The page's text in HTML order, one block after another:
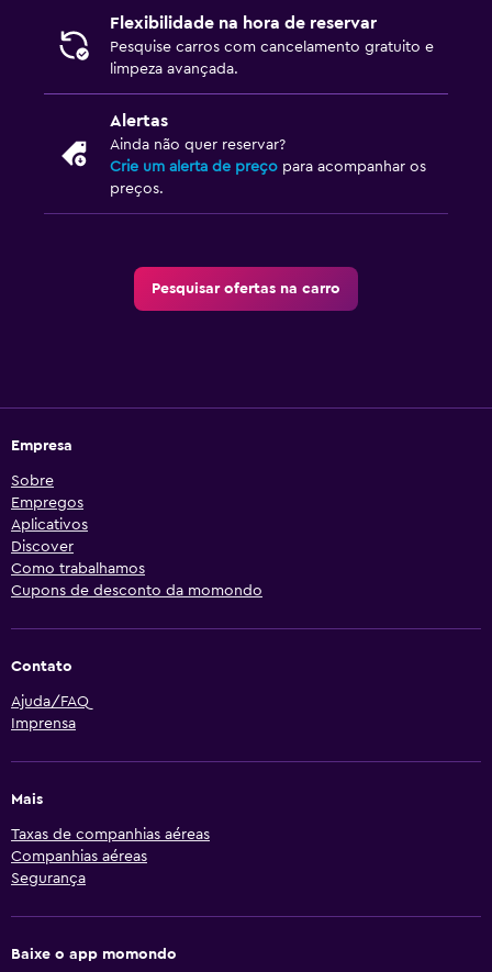
Flexibilidade na hora de reservar
Pesquise carros com cancelamento gratuito e
limpeza avançada.
Alertas
Ainda não quer reservar?
Crie um alerta de preço para acompanhar os
preços.
Pesquisar ofertas na carro
Empresa
Sobre
Empregos
Aplicativos
Discover
Como trabalhamos
Cupons de desconto da momondo
Contato
Ajuda/FAQ
Imprensa
Mais
Taxas de companhias aéreas
Companhias aéreas
Segurança
Baixe o app momondo